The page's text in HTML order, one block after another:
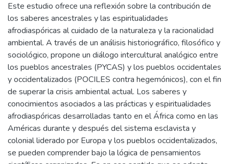
Este estudio ofrece una reflexión sobre la contribución de
los saberes ancestrales y las espiritualidades
afrodiaspóricas al cuidado de la naturaleza y la racionalidad
ambiental. A través de un análisis historiográfico, filosófico y
sociológico, propone un diálogo intercultural analógico entre
los pueblos ancestrales (PYCAS) y los pueblos occidentales
y occidentalizados (POCILES contra hegemónicos), con el fin
de superar la crisis ambiental actual. Los saberes y
conocimientos asociados a las prácticas y espiritualidades
afrodiaspóricas desarrolladas tanto en el África como en las
Américas durante y después del sistema esclavista y
colonial liderado por Europa y los pueblos occidentalizados,
se pueden comprender bajo la lógica de pensamientos